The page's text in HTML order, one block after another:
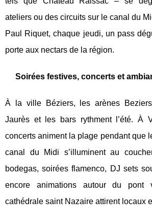
ateliers ou des circuits sur le canal du
Paul Riquet, chaque jeudi, un pass
porte aux nectars de la région.
Soirées festives, concerts et
À la ville Béziers, les arènes
Jaurès et les bars rythment l’été. À
concerts animent la plage pendant que
canal du Midi s’illuminent au
bodegas, soirées flamenco, DJ sets
encore animations autour du
cathédrale saint Nazaire attirent locaux